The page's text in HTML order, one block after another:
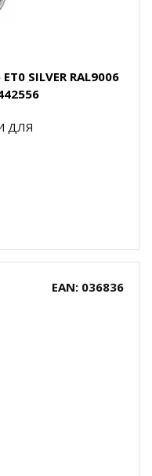
SILVER RAL9006
ДЛЯ
EAN: 036836